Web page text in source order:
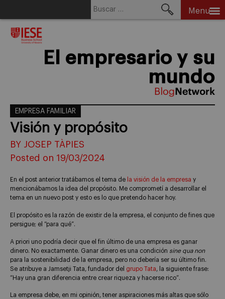
Menu
El empresario y su
mundo
EMPRESA FAMILIAR
Visión y propósito
BY JOSEP TÀPIES
Posted on 19/03/2024
En el post anterior tratábamos el tema de la visión de la empresa y
mencionábamos la idea del propósito. Me comprometí a desarrollar el
tema en un nuevo post y esto es lo que pretendo hacer hoy.
El propósito es la razón de existir de la empresa, el conjunto de fines que
persigue; el “para qué”.
A priori uno podría decir que el fin último de una empresa es ganar
dinero. No exactamente. Ganar dinero es una condición sine qua non
para la sostenibilidad de la empresa, pero no debería ser su último fin.
Se atribuye a Jamsetji Tata, fundador del grupo Tata, la siguiente frase:
“Hay una gran diferencia entre crear riqueza y hacerse rico”.
La empresa debe, en mi opinión, tener aspiraciones más altas que sólo